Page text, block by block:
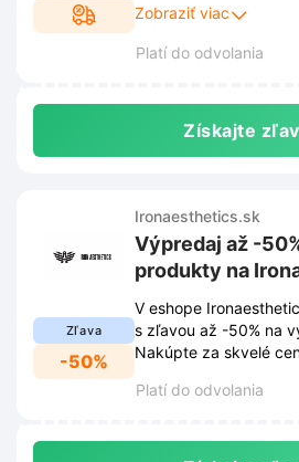
pri nákupe nad 100 €.
stanovené
Zobraziť viac
Platí do odvolania
Získajte
Zľava
-50%
Ironaesthetics.sk
Výpredaj až -
produkty na
V eshope
s zľavou až -50% na
Nakúpte za skvelé
Platí do odvolania